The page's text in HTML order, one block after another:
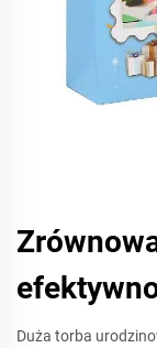
Duża torba